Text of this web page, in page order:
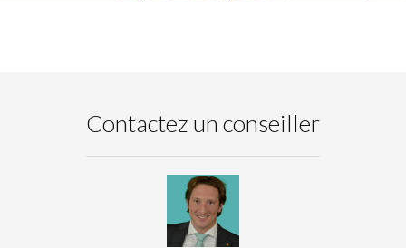
Contactez un conseiller